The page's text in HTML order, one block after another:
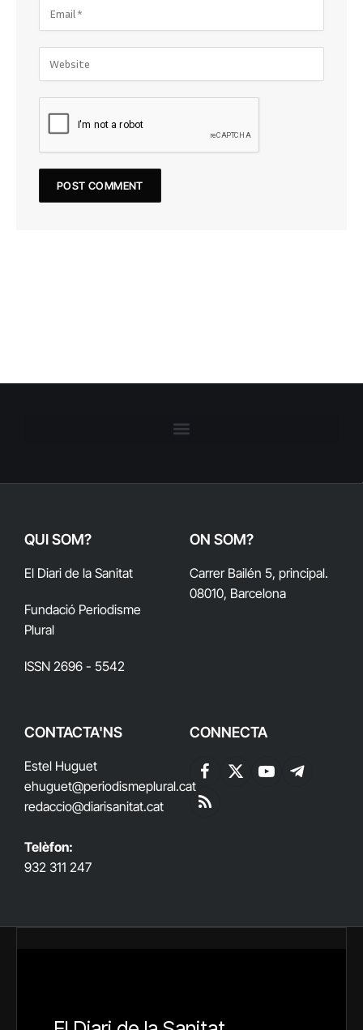
QUI SOM?
El Diari de la Sanitat
Fundació Periodisme
Plural
ISSN 2696 - 5542
ON SOM?
Carrer Bailén 5, principal.
08010, Barcelona
CONTACTA'NS
Estel Huguet
ehuguet@periodismeplural.cat
redaccio@diarisanitat.cat
Telèfon:
932 311 247
CONNECTA
Facebook
X
YouTubeTelegram
RSS